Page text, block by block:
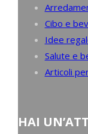
Cibo e
Idee
Salute e
Articoli
HAI